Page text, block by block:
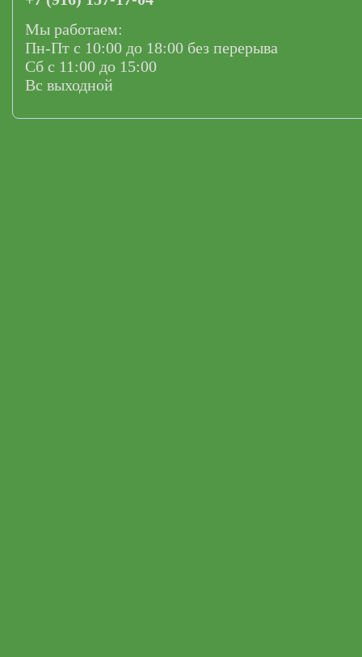
Мы работаем:
Пн-Пт с 10:00 до 18:00 без перерыва
Сб с 11:00 до 15:00
Вс выходной